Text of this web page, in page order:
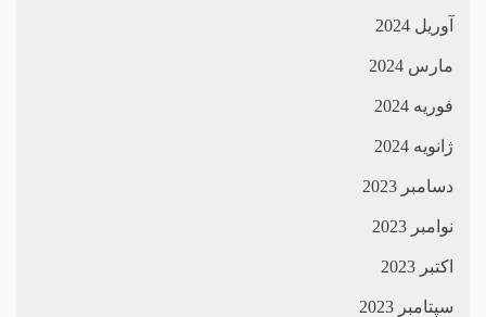
آوریل 2024
مارس 2024
فوریه 2024
ژانویه 2024
دسامبر 2023
نوامبر 2023
اکتبر 2023
سپتامبر 2023